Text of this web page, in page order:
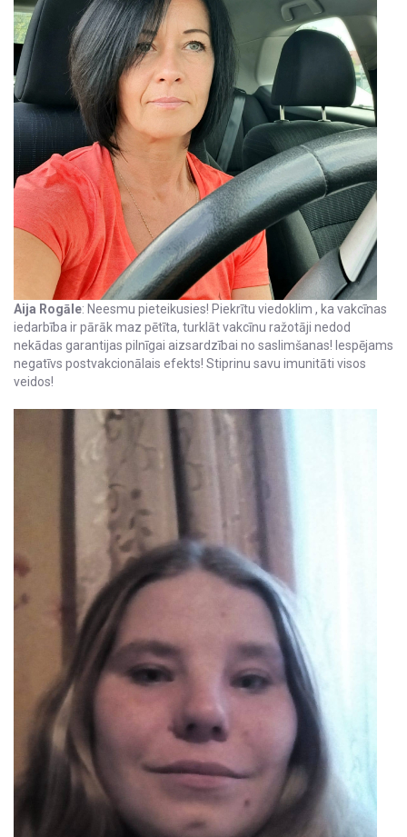
Aija Rogāle: Neesmu pieteikusies! Piekrītu viedoklim , ka vakcīnas
iedarbība ir pārāk maz pētīta, turklāt vakcīnu ražotāji nedod
nekādas garantijas pilnīgai aizsardzībai no saslimšanas! Iespējams
negatīvs postvakcionālais efekts! Stiprinu savu imunitāti visos
veidos!